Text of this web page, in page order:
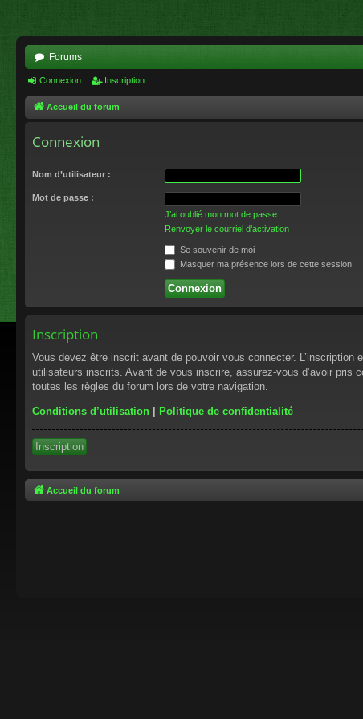
Forums
Connexion Inscription
Accueil du forum
Connexion
Nom d’utilisateur :
Mot de passe :
J’ai oublié mon mot de passe
Renvoyer le courriel d’activation
Se souvenir de moi
Masquer ma présence lors de cette session
Inscription
Vous devez être inscrit avant de pouvoir vous connecter.
utilisateurs inscrits. Avant de vous inscrire, assurez-vous d’avoir pris
toutes les règles du forum lors de votre navigation.
Conditions d’utilisation | Politique de confidentialité
Inscription
Accueil du forum